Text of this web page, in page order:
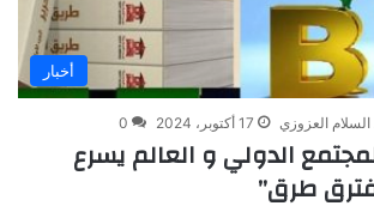
أخبار
العزوزي 17 أكتوبر، 2024 0
الدولي و العالم يسرع
طرق”